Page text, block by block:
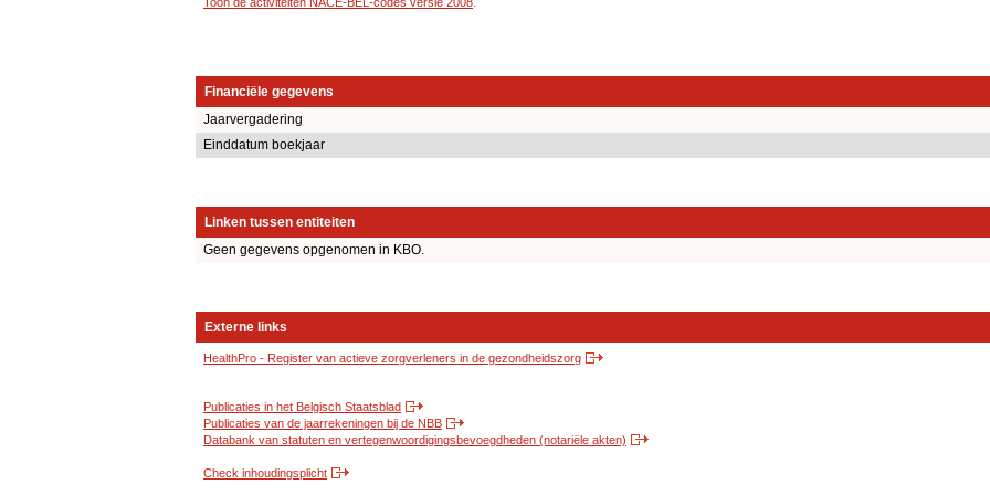
Financiële gegevens
Jaarvergadering
Einddatum boekjaar
Linken tussen entiteiten
Geen gegevens opgenomen in KBO.
Externe links
HealthPro - Register van actieve zorgverleners in de gezondheidszorg
Publicaties in het Belgisch Staatsblad
Publicaties van de jaarrekeningen bij de NBB
Databank van statuten en vertegenwoordigingsbevoegdheden (notariële akten)
Check inhoudingsplicht